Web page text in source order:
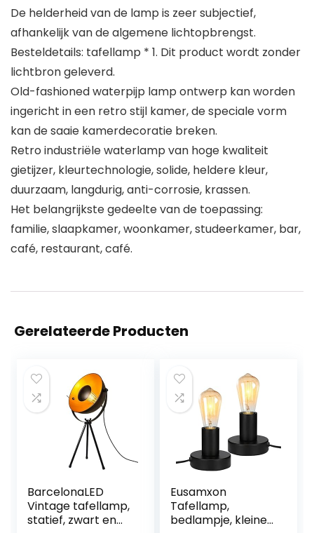
De helderheid van de lamp is zeer subjectief,
afhankelijk van de algemene lichtopbrengst.
Besteldetails: tafellamp * 1. Dit product wordt zonder
lichtbron geleverd.
Old-fashioned waterpijp lamp ontwerp kan worden
ingericht in een retro stijl kamer, de speciale vorm
kan de saaie kamerdecoratie breken.
Retro industriële waterlamp van hoge kwaliteit
gietijzer, kleurtechnologie, solide, heldere kleur,
duurzaam, langdurig, anti-corrosie, krassen.
Het belangrijkste gedeelte van de toepassing:
familie, slaapkamer, woonkamer, studeerkamer, bar,
café, restaurant, café.
Gerelateerde Producten
BarcelonaLED
Vintage tafellamp,
statief, zwart en
Eusamxon
Tafellamp,
bedlampje, kleine